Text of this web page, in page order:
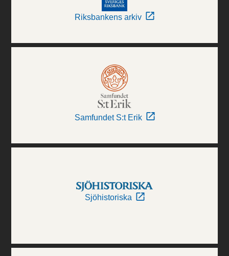
Riksbankens arkiv
Samfundet S:t Erik
Sjöhistoriska